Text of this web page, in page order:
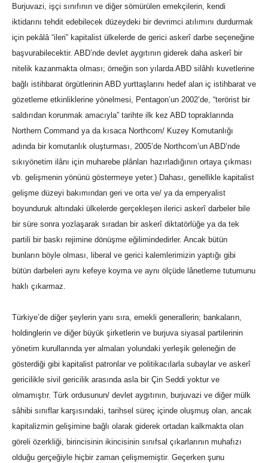
Burjuvazi, işçi sınıfının ve diğer sömürülen emekçilerin, kendi
iktidarını tehdit edebilecek düzeydeki bir devrimci atılımını durdurmak
için pekâlâ “ileri” kapitalist ülkelerde de gerici askerî darbe seçeneğine
başvurabilecektir. ABD’nde devlet aygıtının giderek daha askerî bir
nitelik kazanmakta olması; örneğin son yılarda ABD silâhlı kuvetlerine
bağlı istihbarat örgütlerinin ABD yurttaşlarını hedef alan iç istihbarat ve
gözetleme etkinliklerine yönelmesi, Pentagon’un 2002’de, “terörist bir
saldırıdan korunmak amacıyla” tarihte ilk kez ABD topraklarında
Northern Command ya da kısaca Northcom/ Kuzey Komutanlığı
adında bir komutanlık oluşturması, 2005’de Northcom’un ABD’nde
sıkıyönetim ilânı için muharebe plânları hazırladığının ortaya çıkması
vb. gelişmenin yönünü göstermeye yeter.) Dahası, genellikle kapitalist
gelişme düzeyi bakımından geri ve orta ve/ ya da emperyalist
boyunduruk altındaki ülkelerde gerçekleşen ilerici askerî darbeler bile
bir süre sonra yozlaşarak sıradan bir askerî diktatörlüğe ya da tek
partili bir baskı rejimine dönüşme eğilimindedirler. Ancak bütün
bunların böyle olması, liberal ve gerici kalemlerimizin yaptığı gibi
bütün darbeleri aynı kefeye koyma ve aynı ölçüde lânetleme tutumunu
haklı çıkarmaz.
Türkiye’de diğer şeylerin yanı sıra, emekli generallerin; bankaların,
holdinglerin ve diğer büyük şirketlerin ve burjuva siyasal partilerinin
yönetim kurullarında yer almaları yolundaki yerleşik geleneğin de
gösterdiği gibi kapitalist patronlar ve politikacılarla subaylar ve askerî
gericilikle sivil gericilik arasında asla bir Çin Seddi yoktur ve
olmamıştır. Türk ordusunun/ devlet aygıtının, burjuvazi ve diğer mülk
sâhibi sınıflar karşısındaki, tarihsel süreç içinde oluşmuş olan, ancak
kapitalizmin gelişimine bağlı olarak giderek ortadan kalkmakta olan
göreli özerkliği, birincisinin ikincisinin sınıfsal çıkarlarının muhafızı
olduğu gerçeğiyle hiçbir zaman çelişmemiştir. Geçerken şunu